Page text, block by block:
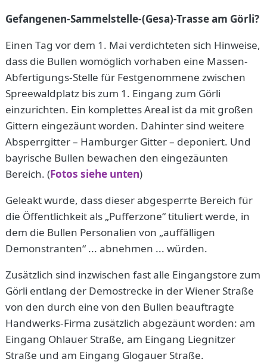
Gefangenen-Sammelstelle-(Gesa)-Trasse am Görli?
Einen Tag vor dem 1. Mai verdichteten sich Hinweise,
dass die Bullen womöglich vorhaben eine Massen-
Abfertigungs-Stelle für Festgenommene zwischen
Spreewaldplatz bis zum 1. Eingang zum Görli
einzurichten. Ein komplettes Areal ist da mit großen
Gittern eingezäunt worden. Dahinter sind weitere
Absperrgitter – Hamburger Gitter – deponiert. Und
bayrische Bullen bewachen den eingezäunten
Bereich. (Fotos siehe unten)
Geleakt wurde, dass dieser abgesperrte Bereich für
die Öffentlichkeit als „Pufferzone“ tituliert werde, in
dem die Bullen Personalien von „auffälligen
Demonstranten“ ... abnehmen ... würden.
Zusätzlich sind inzwischen fast alle Eingangstore zum
Görli entlang der Demostrecke in der Wiener Straße
von den durch eine von den Bullen beauftragte
Handwerks-Firma zusätzlich abgezäunt worden: am
Eingang Ohlauer Straße, am Eingang Liegnitzer
Straße und am Eingang Glogauer Straße.